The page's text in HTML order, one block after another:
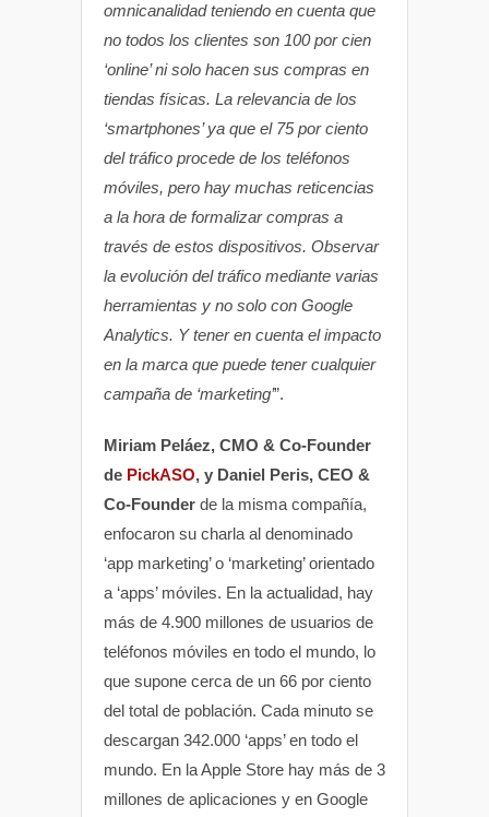
omnicanalidad teniendo en cuenta que
no todos los clientes son 100 por cien
‘online’ ni solo hacen sus compras en
tiendas físicas. La relevancia de los
‘smartphones’ ya que el 75 por ciento
del tráfico procede de los teléfonos
móviles, pero hay muchas reticencias
a la hora de formalizar compras a
través de estos dispositivos. Observar
la evolución del tráfico mediante varias
herramientas y no solo con Google
Analytics. Y tener en cuenta el impacto
en la marca que puede tener cualquier
campaña de ‘marketing’”.
Miriam Peláez, CMO & Co-Founder
de PickASO, y Daniel Peris, CEO &
Co-Founder de la misma compañía,
enfocaron su charla al denominado
‘app marketing’ o ‘marketing’ orientado
a ‘apps’ móviles. En la actualidad, hay
más de 4.900 millones de usuarios de
teléfonos móviles en todo el mundo, lo
que supone cerca de un 66 por ciento
del total de población. Cada minuto se
descargan 342.000 ‘apps’ en todo el
mundo. En la Apple Store hay más de 3
millones de aplicaciones y en Google